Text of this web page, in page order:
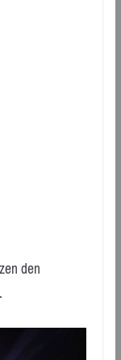
den